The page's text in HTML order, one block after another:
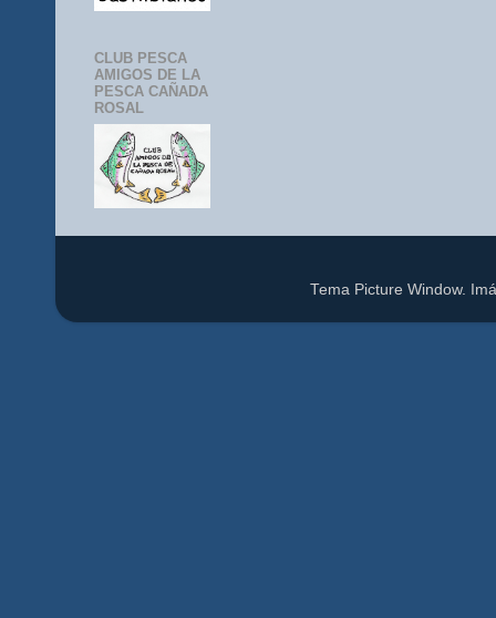
CLUB PESCA
AMIGOS DE LA
PESCA CAÑADA
ROSAL
Tema Picture Window.